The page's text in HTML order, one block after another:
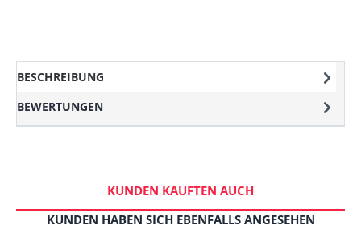
BESCHREIBUNG
BEWERTUNGEN
KUNDEN KAUFTEN AUCH
KUNDEN HABEN SICH EBENFALLS ANGESEHEN